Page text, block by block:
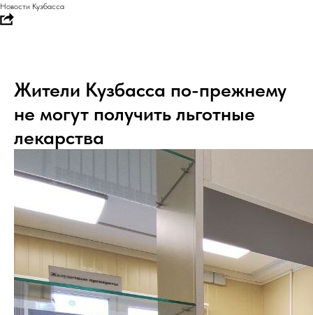
Новости Кузбасса
Жители Кузбасса по-прежнему
не могут получить льготные
лекарства